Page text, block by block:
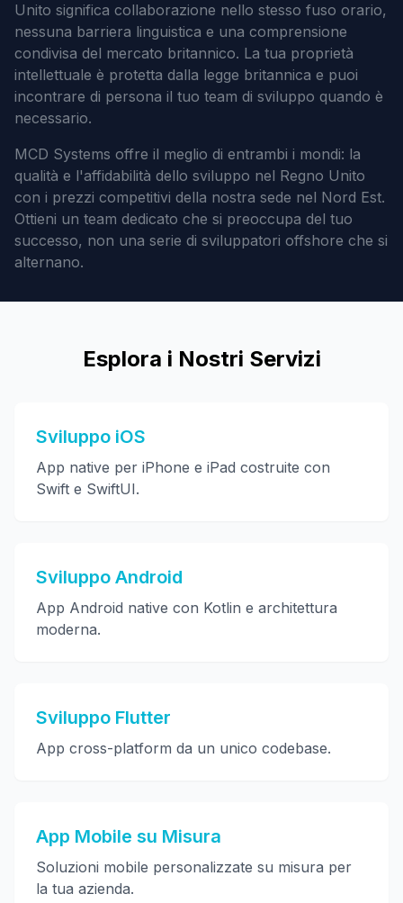
Unito significa collaborazione nello stesso fuso orario,
nessuna barriera linguistica e una comprensione
condivisa del mercato britannico. La tua proprietà
intellettuale è protetta dalla legge britannica e puoi
incontrare di persona il tuo team di sviluppo quando è
necessario.
MCD Systems offre il meglio di entrambi i mondi: la
qualità e l'affidabilità dello sviluppo nel Regno Unito
con i prezzi competitivi della nostra sede nel Nord Est.
Ottieni un team dedicato che si preoccupa del tuo
successo, non una serie di sviluppatori offshore che si
alternano.
Esplora i Nostri Servizi
Sviluppo iOS
App native per iPhone e iPad costruite con
Swift e SwiftUI.
Sviluppo Android
App Android native con Kotlin e architettura
moderna.
Sviluppo Flutter
App cross-platform da un unico codebase.
App Mobile su Misura
Soluzioni mobile personalizzate su misura per
la tua azienda.